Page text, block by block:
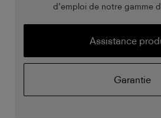
d'emploi de notre gamme
Assistance
Garantie